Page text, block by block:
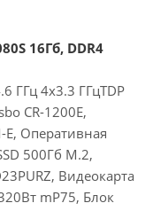
16Гб, DDR4
ГГц 4x3.3 ГГцTDP
CR-1200E,
E, Оперативная
500Гб M.2,
Видеокарта
mP75, Блок